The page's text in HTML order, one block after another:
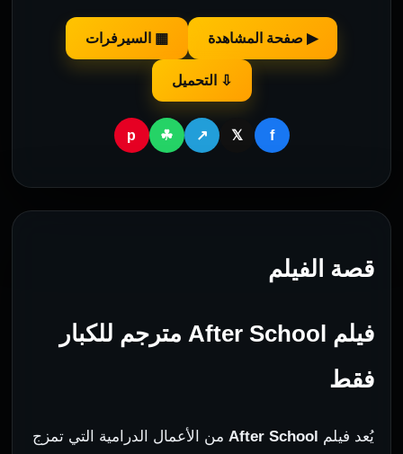
▶ صفحة المشاهدة ▦ السيرفرات
⇩ التحميل
f
𝕏
↗
☘
p
قصة الفيلم
فيلم After School مترجم للكبار
فقط
يُعد فيلم After School من الأعمال الدرامية التي تمزج